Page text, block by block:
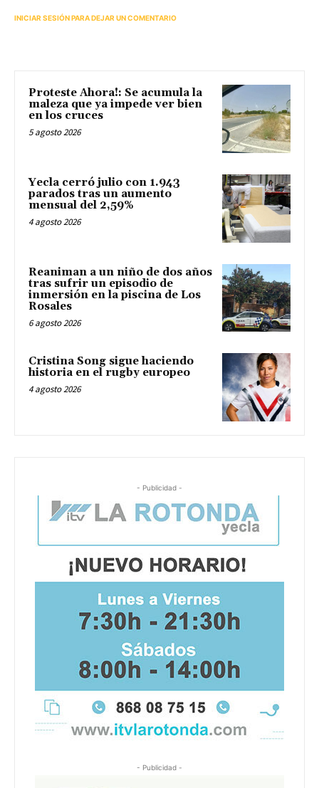
INICIAR SESIÓN PARA DEJAR UN COMENTARIO
Proteste Ahora!: Se acumula la
maleza que ya impede ver bien
en los cruces
5 agosto 2026
Yecla cerró julio con 1.943
parados tras un aumento
mensual del 2,59%
4 agosto 2026
Reaniman a un niño de dos años
tras sufrir un episodio de
inmersión en la piscina de Los
Rosales
6 agosto 2026
Cristina Song sigue haciendo
historia en el rugby europeo
4 agosto 2026
- Publicidad -
- Publicidad -